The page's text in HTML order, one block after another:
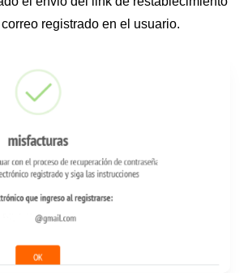
registrado en el usuario.